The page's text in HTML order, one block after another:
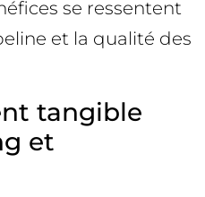
se ressentent
et la qualité des
tangible
et